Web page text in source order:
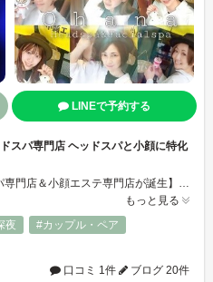
LINEで予約する
スパ専門店 ヘッドスパと小顔に特化
【東大阪の布施にドライヘッドスパ専門店＆小顔エステ専門店が誕生】頭痛や睡眠不足、眼精疲労や首・肩の凝りでお悩みの方必見！専門店だからこそ、細部にこだわり抜いた施術法でリラクゼーション効果◎結果追求型セラピーでお悩みを内側から解消いたします。エイジングケアとしての美容効果も期待！オールハンド手法、独自技術のお肌に優しい《小顔効果》に特化したフェイシャルもおススメ！口コミ評価優良店♪
もっと見る
夜
#カップル・ペア
口コミ 1件
ブログ 20件